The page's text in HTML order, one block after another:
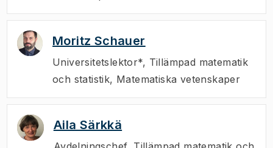
Moritz Schauer
Universitetslektor*, Tillämpad matematik
och statistik, Matematiska vetenskaper
Aila Särkkä